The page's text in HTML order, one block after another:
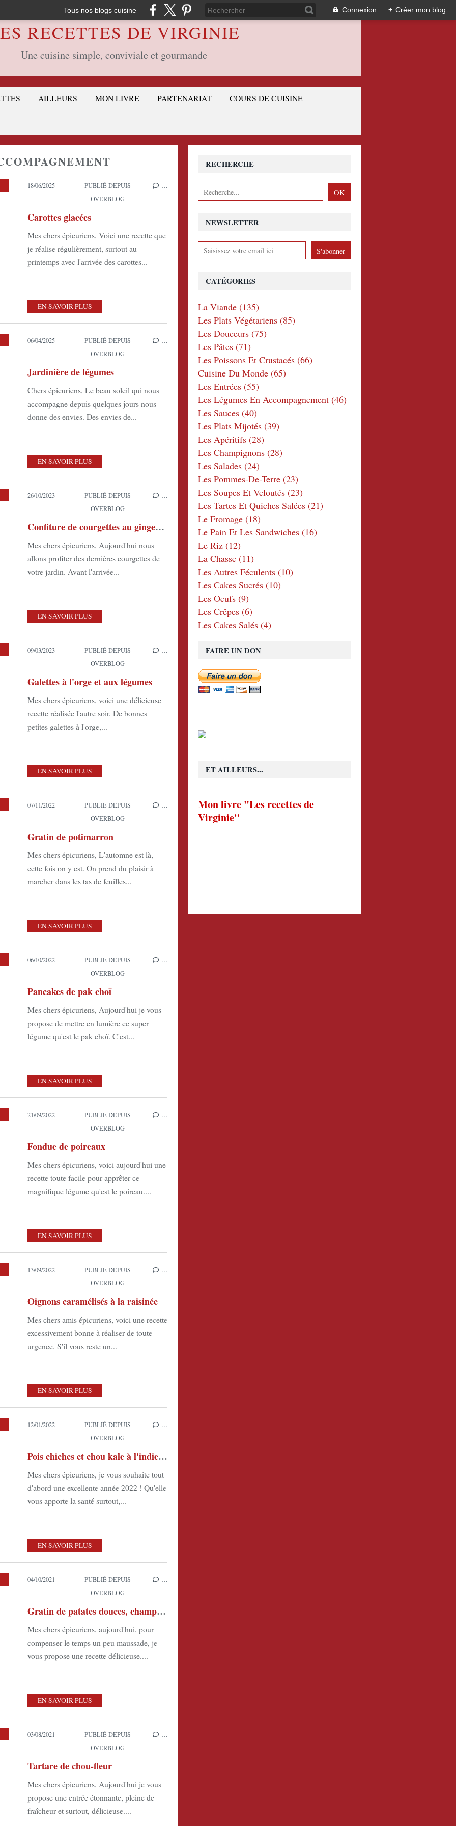
Tous nos blogs cuisine Connexion + Créer mon blog
RECETTES DE VIRGINIE
Une cuisine simple, conviviale et gourmande
AILLEURS MON LIVRE PARTENARIAT COURS DE CUISINE
18/06/2025
PUBLIÉ DEPUIS
OVERBLOG
…
Carottes glacées
Mes chers épicuriens, Voici une recette que
je réalise régulièrement, surtout au
printemps avec l'arrivée des carottes...
EN SAVOIR PLUS
06/04/2025
PUBLIÉ DEPUIS
OVERBLOG
…
Jardinière de légumes
Chers épicuriens, Le beau soleil qui nous
accompagne depuis quelques jours nous
donne des envies. Des envies de...
EN SAVOIR PLUS
LES DOUCEURS LES PLATS VÉGÉTARIENS
26/10/2023
PUBLIÉ DEPUIS
OVERBLOG
…
Confiture de courgettes au gingembre et au citron
Mes chers épicuriens, Aujourd'hui nous
allons profiter des dernières courgettes de
votre jardin. Avant l'arrivée...
EN SAVOIR PLUS
09/03/2023
PUBLIÉ DEPUIS
OVERBLOG
…
Galettes à l'orge et aux légumes
Mes chers épicuriens, voici une délicieuse
recette réalisée l'autre soir. De bonnes
petites galettes à l'orge,...
EN SAVOIR PLUS
07/11/2022
PUBLIÉ DEPUIS
OVERBLOG
…
Gratin de potimarron
Mes chers épicuriens, L'automne est là,
cette fois on y est. On prend du plaisir à
marcher dans les tas de feuilles...
EN SAVOIR PLUS
,LES PLATS VÉGÉTARIENS
06/10/2022
PUBLIÉ DEPUIS
OVERBLOG
…
Pancakes de pak choï
Mes chers épicuriens, Aujourd'hui je vous
propose de mettre en lumière ce super
légume qu'est le pak choï. C'est...
EN SAVOIR PLUS
21/09/2022
PUBLIÉ DEPUIS
OVERBLOG
…
Fondue de poireaux
Mes chers épicuriens, voici aujourd'hui une
recette toute facile pour apprêter ce
magnifique légume qu'est le poireau....
EN SAVOIR PLUS
13/09/2022
PUBLIÉ DEPUIS
OVERBLOG
…
Oignons caramélisés à la raisinée
Mes chers amis épicuriens, voici une recette
excessivement bonne à réaliser de toute
urgence. S'il vous reste un...
EN SAVOIR PLUS
LES PLATS VÉGÉTARIENS,CUISINE DU MONDE
12/01/2022
PUBLIÉ DEPUIS
OVERBLOG
…
Pois chiches et chou kale à l'indienne
Mes chers épicuriens, je vous souhaite tout
d'abord une excellente année 2022 ! Qu'elle
vous apporte la santé surtout,...
EN SAVOIR PLUS
LES LÉGUMES EN ACCOMPAGNEMENT
04/10/2021
PUBLIÉ DEPUIS
OVERBLOG
…
Gratin de patates douces, champignons et poireaux
Mes chers épicuriens, aujourd'hui, pour
compenser le temps un peu maussade, je
vous propose une recette délicieuse....
EN SAVOIR PLUS
03/08/2021
PUBLIÉ DEPUIS
OVERBLOG
…
Tartare de chou-fleur
Mes chers épicuriens, Aujourd'hui je vous
propose une entrée étonnante, pleine de
fraîcheur et surtout, délicieuse....
NEWSLETTER
RECHERCHE
CATÉGORIES
La Viande (135)
Les Plats Végétariens (85)
Les Douceurs (75)
Les Pâtes (71)
Les Poissons Et Crustacés (66)
Cuisine Du Monde (65)
Les Entrées (55)
Les Légumes En Accompagnement (46)
Les Sauces (40)
Les Plats Mijotés (39)
Les Apéritifs (28)
Les Champignons (28)
Les Salades (24)
Les Pommes-De-Terre (23)
Les Soupes Et Veloutés (23)
Les Tartes Et Quiches Salées (21)
Le Fromage (18)
Le Pain Et Les Sandwiches (16)
Le Riz (12)
La Chasse (11)
Les Autres Féculents (10)
Les Cakes Sucrés (10)
Les Oeufs (9)
Les Crêpes (6)
Les Cakes Salés (4)
FAIRE UN DON
ET AILLEURS...
Mon livre "Les recettes de
Virginie"